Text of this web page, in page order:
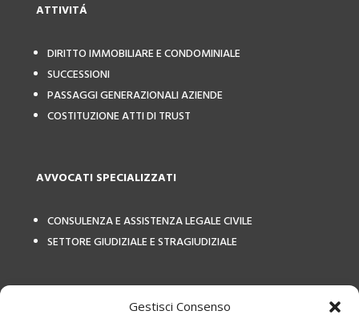
Gestisci Consenso
ATTIVITÁ
DIRITTO IMMOBILIARE E CONDOMINIALE
SUCCESSIONI
PASSAGGI GENERAZIONALI AZIENDE
COSTITUZIONE ATTI DI TRUST
AVVOCATI SPECIALIZZATI
CONSULENZA E ASSISTENZA LEGALE CIVILE
SETTORE GIUDIZIALE E STRAGIUDIZIALE
COLLEGAMENTI ESTERNI